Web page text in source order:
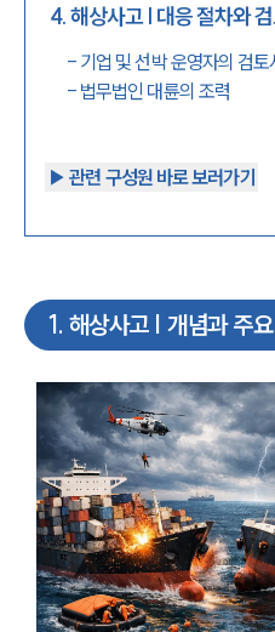
4.해상사고 | 대응 절차와
- 기업 및 선박 운영자의 검토
- 법무법인 대륜의 조력
▶︎ 관련 구성원 바로 보러가기
1. 해상사고 | 개념과 주